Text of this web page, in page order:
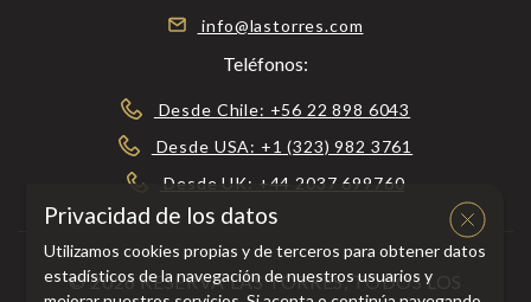
info@lastorres.com
Teléfonos:
Desde Chile: +56 22 898 6043
Desde USA: +1 (323) 982 3761
Desde UK: +44 2037 699760
© 2026 RESERVA LAS TORRES, TODOS LOS
Privacidad de los datos
Utilizamos cookies propias y de terceros para obtener datos
estadísticos de la navegación de nuestros usuarios y